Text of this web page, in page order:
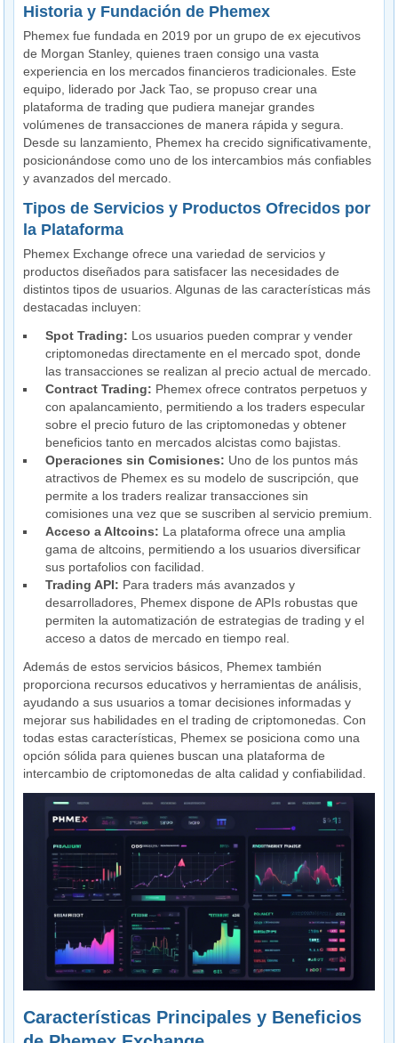
Historia y Fundación de Phemex
Phemex fue fundada en 2019 por un grupo de ex ejecutivos
de Morgan Stanley, quienes traen consigo una vasta
experiencia en los mercados financieros tradicionales. Este
equipo, liderado por Jack Tao, se propuso crear una
plataforma de trading que pudiera manejar grandes
volúmenes de transacciones de manera rápida y segura.
Desde su lanzamiento, Phemex ha crecido significativamente,
posicionándose como uno de los intercambios más confiables
y avanzados del mercado.
Tipos de Servicios y Productos Ofrecidos por
la Plataforma
Phemex Exchange ofrece una variedad de servicios y
productos diseñados para satisfacer las necesidades de
distintos tipos de usuarios. Algunas de las características más
destacadas incluyen:
Spot Trading: Los usuarios pueden comprar y vender
criptomonedas directamente en el mercado spot, donde
las transacciones se realizan al precio actual de mercado.
Contract Trading: Phemex ofrece contratos perpetuos y
con apalancamiento, permitiendo a los traders especular
sobre el precio futuro de las criptomonedas y obtener
beneficios tanto en mercados alcistas como bajistas.
Operaciones sin Comisiones: Uno de los puntos más
atractivos de Phemex es su modelo de suscripción, que
permite a los traders realizar transacciones sin
comisiones una vez que se suscriben al servicio premium.
Acceso a Altcoins: La plataforma ofrece una amplia
gama de altcoins, permitiendo a los usuarios diversificar
sus portafolios con facilidad.
Trading API: Para traders más avanzados y
desarrolladores, Phemex dispone de APIs robustas que
permiten la automatización de estrategias de trading y el
acceso a datos de mercado en tiempo real.
Además de estos servicios básicos, Phemex también
proporciona recursos educativos y herramientas de análisis,
ayudando a sus usuarios a tomar decisiones informadas y
mejorar sus habilidades en el trading de criptomonedas. Con
todas estas características, Phemex se posiciona como una
opción sólida para quienes buscan una plataforma de
intercambio de criptomonedas de alta calidad y confiabilidad.
Características Principales y Beneficios